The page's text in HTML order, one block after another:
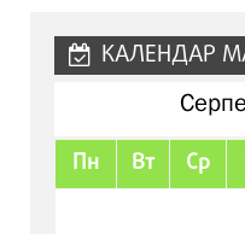
КАЛЕНДАР
Пн Вт Ср